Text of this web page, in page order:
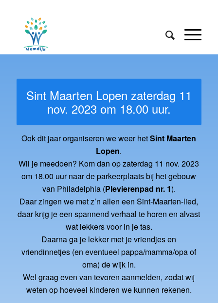
Sint Maarten Lopen zaterdag 11
nov. 2023 om 18.00 uur.
Ook dit jaar organiseren we weer hetSint Maarten
Lopen.
Wil je meedoen? Kom dan op zaterdag 11 nov. 2023
om 18.00 uur naar de parkeerplaats bij het gebouw
van Philadelphia (Plevierenpad nr. 1).
Daar zingen we met z’n allen een Sint-Maarten-lied,
daar krijg je een spannend verhaal te horen en alvast
wat lekkers voor in je tas.
Daarna ga je lekker met je vriendjes en
vriendinnetjes (en eventueel pappa/mamma/opa of
oma) de wijk in.
Wel graag even van tevoren aanmelden, zodat wij
weten op hoeveel kinderen we kunnen rekenen.